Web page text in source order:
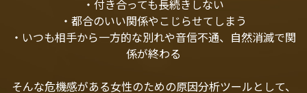
・付き合っても長続きしない
・都合のいい関係やこじらせてしまう
・いつも相手から一方的な別れや音信不通、自然消滅で関
係が終わる
そんな危機感がある女性のための原因分析ツールとして、